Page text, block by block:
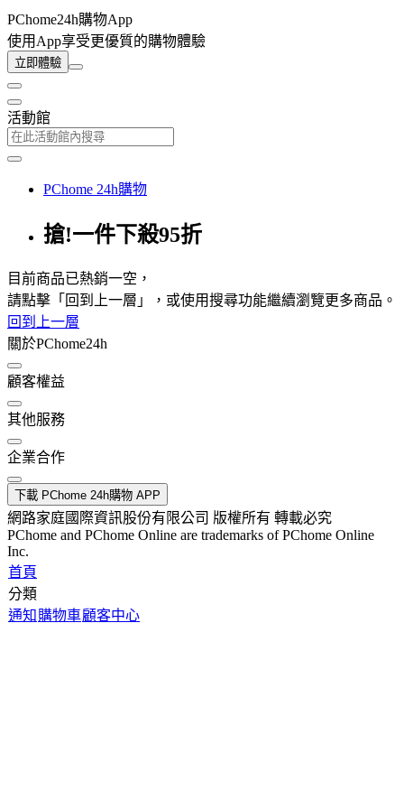
PChome24h購物App
使用App享受更優質的購物體驗
立即體驗
活動館
PChome 24h購物
搶!一件下殺95折
目前商品已熱銷一空，
請點擊「回到上一層」，或使用搜尋功能繼續瀏覽更多商品。
回到上一層
關於PChome24h
顧客權益
其他服務
企業合作
下載 PChome 24h購物 APP
網路家庭國際資訊股份有限公司 版權所有 轉載必究
PChome and PChome Online are trademarks of PChome Online
Inc.
首頁
分類
通知 購物車顧客中心